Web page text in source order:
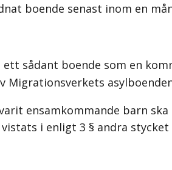
boende senast inom en
sådant boende som en
Migrationsverkets
ensamkommande barn
i enligt 3 § andra